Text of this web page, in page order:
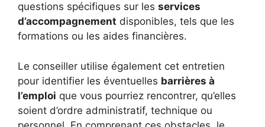
questions spécifiques sur les services
d’accompagnement disponibles, tels que les
formations ou les aides financières.
Le conseiller utilise également cet entretien
pour identifier les éventuelles barrières à
l’emploi que vous pourriez rencontrer, qu’elles
soient d’ordre administratif, technique ou